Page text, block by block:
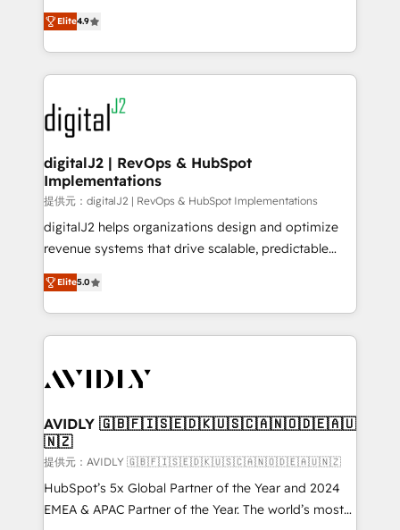
AI, & maximize AEO with tailored AI services. 🧩
Integrations: Extend HubSpot with custom
North America. Avec plus de 115 experts en
marketing automation, Growth, Revops, CRM et
webdesign. Markentive is both a consulting firm, a
digital agency and an integrator. With over 115
experts in marketing automation, growth, revops,
CRM and webdesign (We focus on EMEA - USA
customers).
Elite4.9
digitalJ2 | RevOps & HubSpot
Implementations
提供元：digitalJ2 | RevOps & HubSpot Implementations
digitalJ2 helps organizations design and optimize
revenue systems that drive scalable, predictable
growth. As a triple-accredited HubSpot Solutions
Partner, we specialize in both strategic RevOps
planning and hands-on technical execution - building
the operational foundation companies need to
Healthcare - Financial Services - Managed IT (MSP) -
we help: ✔️ Full HubSpot implementations and portal
optimization ✔️ Data migrations, CRM architecture,
and reporting foundations ✔️ Custom integrations
and workflow automation ✔️ User adoption
programs, training, and enablement Through project-
Elite5.0
AVIDLY 🇬🇧🇫🇮🇸🇪🇩🇰🇺🇸🇨🇦🇳🇴🇩🇪🇦🇺
🇳🇿
提供元：AVIDLY 🇬🇧🇫🇮🇸🇪🇩🇰🇺🇸🇨🇦🇳🇴🇩🇪🇦🇺🇳🇿
HubSpot’s 5x Global Partner of the Year and 2024
EMEA & APAC Partner of the Year. The world’s most